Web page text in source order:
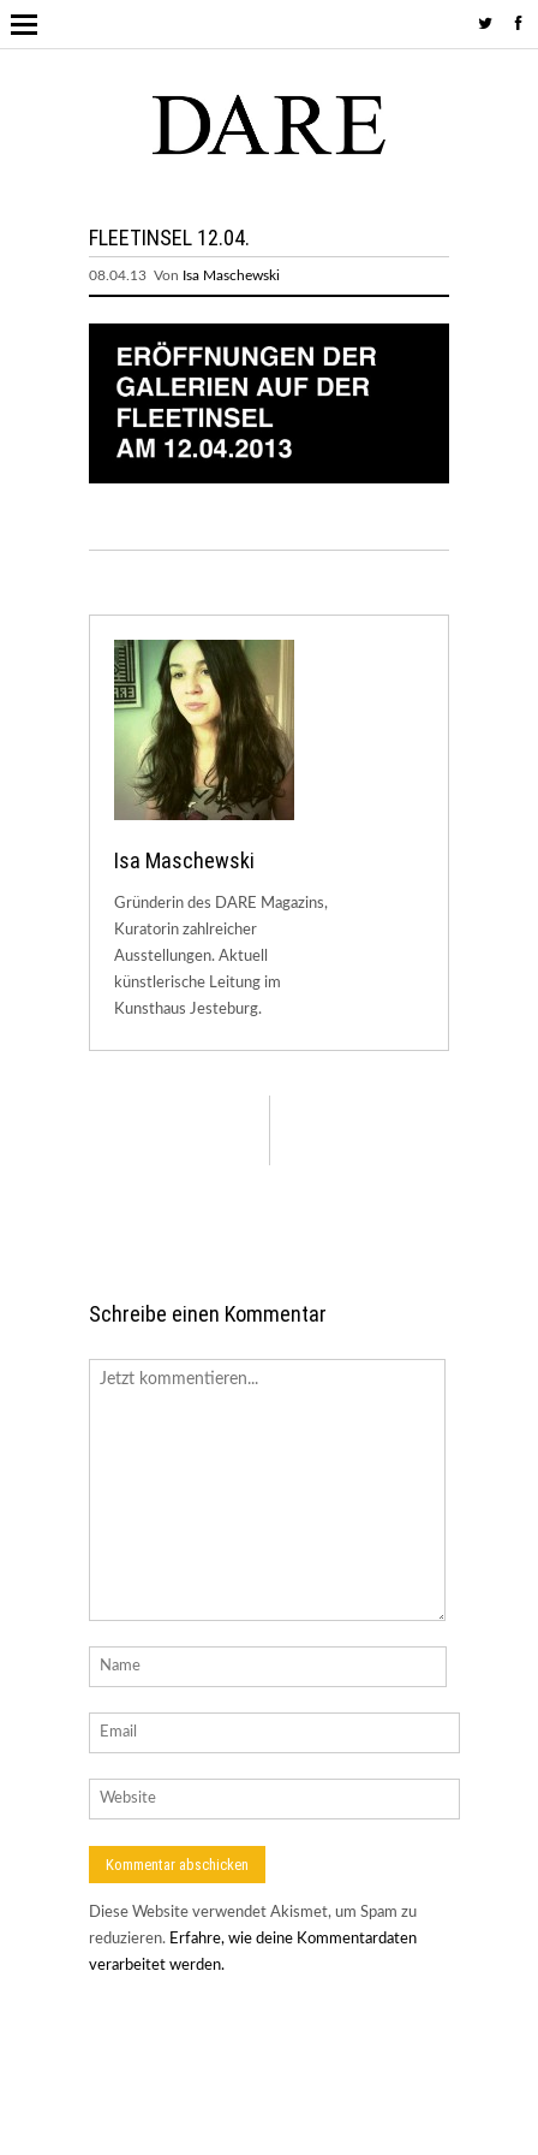
FLEETINSEL 12.04.
08.04.13 Von Isa Maschewski
Isa Maschewski
Gründerin des DARE Magazins,
Kuratorin zahlreicher
Ausstellungen. Aktuell
künstlerische Leitung im
Kunsthaus Jesteburg.
Schreibe einen Kommentar
Diese Website verwendet Akismet, um Spam zu
reduzieren. Erfahre, wie deine Kommentardaten
verarbeitet werden.